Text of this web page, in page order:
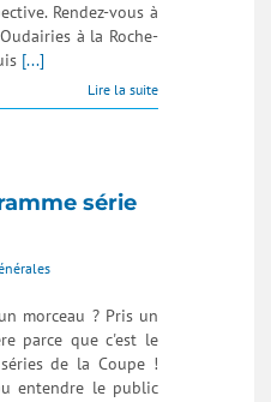
Rendez-vous à
à la Roche-
[...]
Lire la suite
série
morceau ? Pris un
parce que c'est le
de la Coupe !
entendre le public